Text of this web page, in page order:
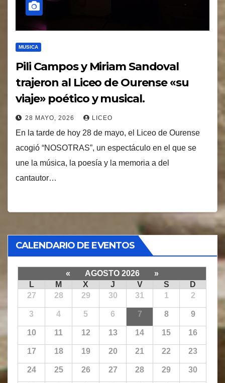
MUSICA
Pili Campos y Miriam Sandoval
trajeron al Liceo de Ourense «su
viaje» poético y musical.
28 MAYO, 2026 LICEO
En la tarde de hoy 28 de mayo, el Liceo de Ourense
acogió “NOSOTRAS”, un espectáculo en el que se
une la música, la poesía y la memoria a del
cantautor…
CALENDARIO DE EVENTOS
« AGOSTO 2026
»
L
M X J V S
D
27
28 29 30 31 1 2
3 4 5 6 7 8 9
10 11 12 13 14 15 16
17 18 19 20 21 22 23
24 25 26 27 28 29 30